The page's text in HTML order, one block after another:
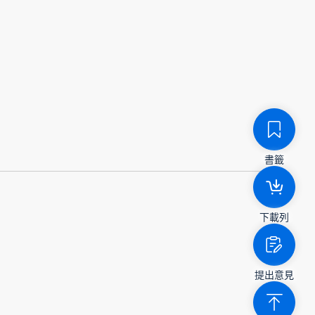
書籤
下載列
提出意見